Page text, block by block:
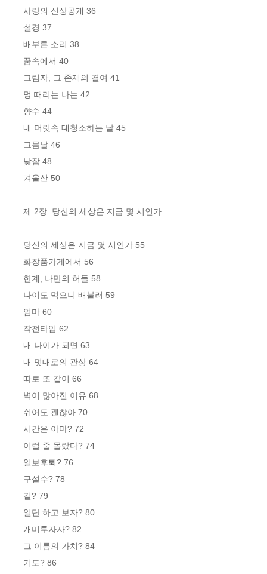
사랑의 신상공개 36
설경 37
배부른 소리 38
꿈속에서 40
그림자, 그 존재의 결여 41
멍 때리는 나는 42
향수 44
내 머릿속 대청소하는 날 45
그믐날 46
낮잠 48
겨울산 50
제 2장_당신의 세상은 지금 몇 시인가
당신의 세상은 지금 몇 시인가 55
화장품가게에서 56
한계, 나만의 허들 58
나이도 먹으니 배불러 59
엄마 60
작전타임 62
내 나이가 되면 63
내 멋대로의 관상 64
따로 또 같이 66
벽이 많아진 이유 68
쉬어도 괜찮아 70
시간은 아마? 72
이럴 줄 몰랐다? 74
일보후퇴? 76
구설수? 78
길? 79
일단 하고 보자? 80
개미투자자? 82
그 이름의 가치? 84
기도? 86